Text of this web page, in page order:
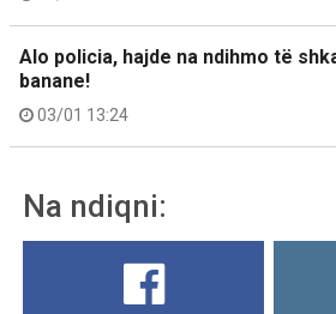
Alo policia, hajde na ndihmo të
banane!
03/01 13:24
Na ndiqni: